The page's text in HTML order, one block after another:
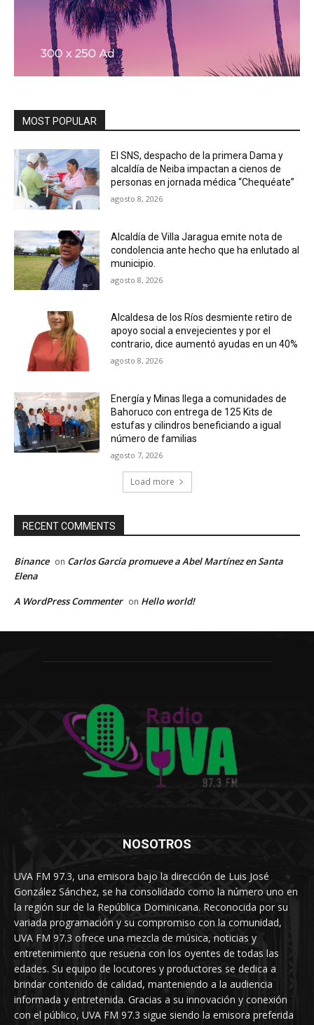
MOST POPULAR
El SNS, despacho de la primera Dama y
alcaldía de Neiba impactan a cienos de
personas en jornada médica “Chequéate”
agosto 8, 2026
Alcaldía de Villa Jaragua emite nota de
condolencia ante hecho que ha enlutado al
municipio.
agosto 8, 2026
Alcaldesa de los Ríos desmiente retiro de
apoyo social a envejecientes y por el
contrario, dice aumentó ayudas en un 40%
agosto 8, 2026
Energía y Minas llega a comunidades de
Bahoruco con entrega de 125 Kits de
estufas y cilindros beneficiando a igual
número de familias
agosto 7, 2026
Load more
RECENT COMMENTS
Binance on Carlos García promueve a Abel Martínez en Santa
Elena
A WordPress Commenter on Hello world!
NOSOTROS
UVA FM 97.3, una emisora bajo la dirección de Luis José
González Sánchez, se ha consolidado como la número uno en
la región sur de la República Dominicana. Reconocida por su
variada programación y su compromiso con la comunidad,
UVA FM 97.3 ofrece una mezcla de música, noticias y
entretenimiento que resuena con los oyentes de todas las
edades. Su equipo de locutores y productores se dedica a
brindar contenido de calidad, manteniendo a la audiencia
informada y entretenida. Gracias a su innovación y conexión
con el público, UVA FM 97.3 sigue siendo la emisora preferida